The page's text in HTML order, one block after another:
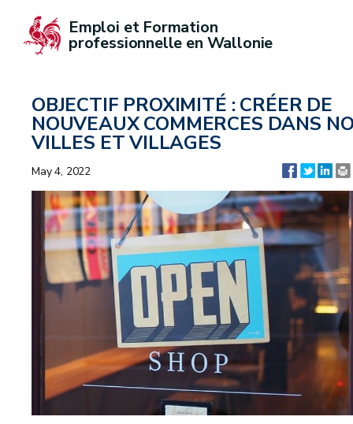
Emploi et Formation
professionnelle en Wallonie
OBJECTIF PROXIMITÉ : CRÉER DE
NOUVEAUX COMMERCES DANS
VILLES ET VILLAGES
May 4, 2022